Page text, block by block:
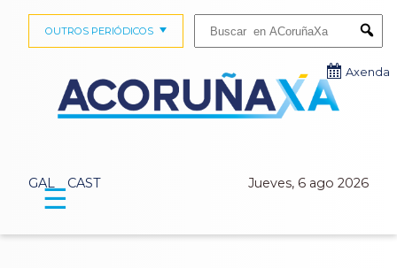
GAL CAST Jueves, 6 ago 2026
OUTROS PERIÓDICOS
Axenda
☰